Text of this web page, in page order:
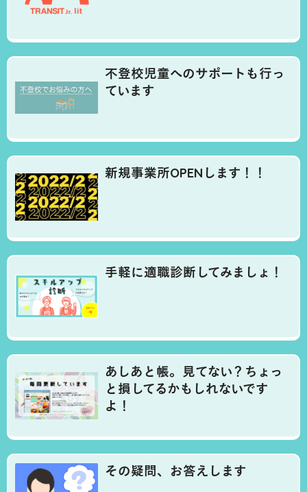
不登校児童へのサポートも行っ
ています
新規事業所OPENします！！
手軽に適職診断してみましょ！
あしあと帳。見てない？ちょっ
と損してるかもしれないです
よ！
その疑問、お答えします